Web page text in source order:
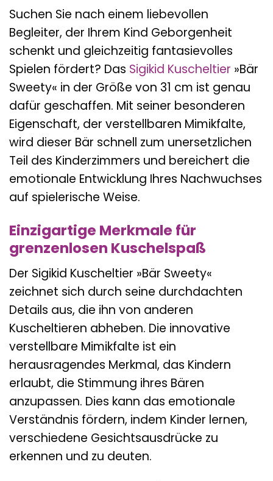
Suchen Sie nach einem liebevollen
Begleiter, der Ihrem Kind Geborgenheit
schenkt und gleichzeitig fantasievolles
Spielen fördert? Das Sigikid Kuscheltier »Bär
Sweety« in der Größe von 31 cm ist genau
dafür geschaffen. Mit seiner besonderen
Eigenschaft, der verstellbaren Mimikfalte,
wird dieser Bär schnell zum unersetzlichen
Teil des Kinderzimmers und bereichert die
emotionale Entwicklung Ihres Nachwuchses
auf spielerische Weise.
Einzigartige Merkmale für
grenzenlosen Kuschelspaß
Der Sigikid Kuscheltier »Bär Sweety«
zeichnet sich durch seine durchdachten
Details aus, die ihn von anderen
Kuscheltieren abheben. Die innovative
verstellbare Mimikfalte ist ein
herausragendes Merkmal, das Kindern
erlaubt, die Stimmung ihres Bären
anzupassen. Dies kann das emotionale
Verständnis fördern, indem Kinder lernen,
verschiedene Gesichtsausdrücke zu
erkennen und zu deuten.